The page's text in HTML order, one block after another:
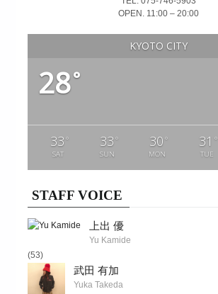
OPEN. 11:00 – 20:00
KYOTO CITY
28°
33 °
SAT
33 °
SUN
30 °
MON
31 °
TUE
STAFF VOICE
上出 優
Yu Kamide
(53)
武田 有加
Yuka Takeda